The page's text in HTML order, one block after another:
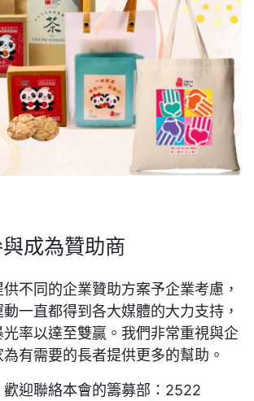
成為贊助商
不同的企業贊助方案予企業考慮，
一直都得到各大媒體的大力支持，
率以達至雙贏。我們非常重視與企
有需要的長者提供更多的幫助。
迎聯絡本會的籌募部：2522